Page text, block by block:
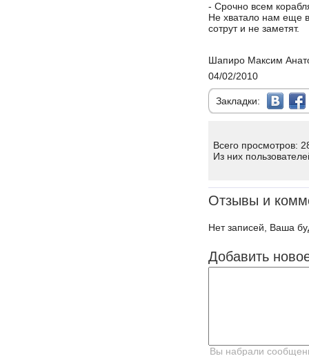
- Срочно всем
Не хватало нам еще
сотрут и не заметят.
Шапиро Максим
04/02/2010
Закладки:
Всего просмотров:
Из них
Отзывы и
Нет записей, Ваша
Добавить